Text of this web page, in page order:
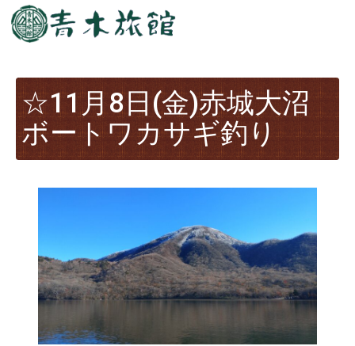
☆11月8日(金)赤城大沼
ボートワカサギ釣り